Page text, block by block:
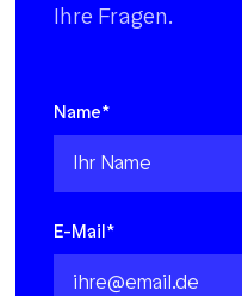
Ihre Fragen.
Name*
E-Mail*